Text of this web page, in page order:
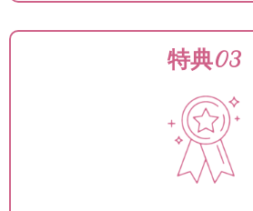
特典03